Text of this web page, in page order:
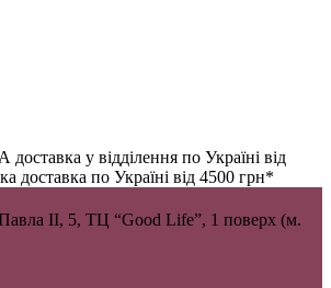
у відділення по Україні від
доставка по Україні від 4500 грн*
Павла II, 5, ТЦ “Good Life”, 1 поверх (м.